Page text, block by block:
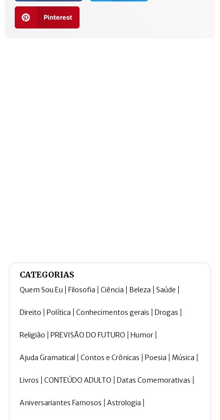
Pinterest
CATEGORIAS
Quem Sou Eu Filosofia Ciência Beleza Saúde
Direito Política Conhecimentos gerais Drogas
Religião PREVISÃO DO FUTURO Humor
Ajuda Gramatical Contos e Crônicas Poesia Música
Livros CONTEÚDO ADULTO Datas Comemorativas
Aniversariantes Famosos Astrologia